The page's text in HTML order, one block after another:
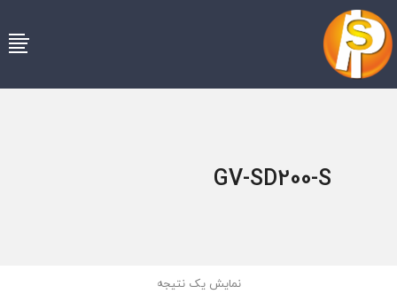
GV-SD200-S
نمایش یک نتیجه